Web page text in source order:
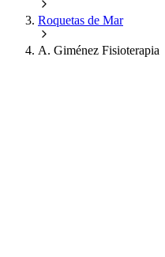
Roquetas de Mar
A. Giménez Fisioterapia